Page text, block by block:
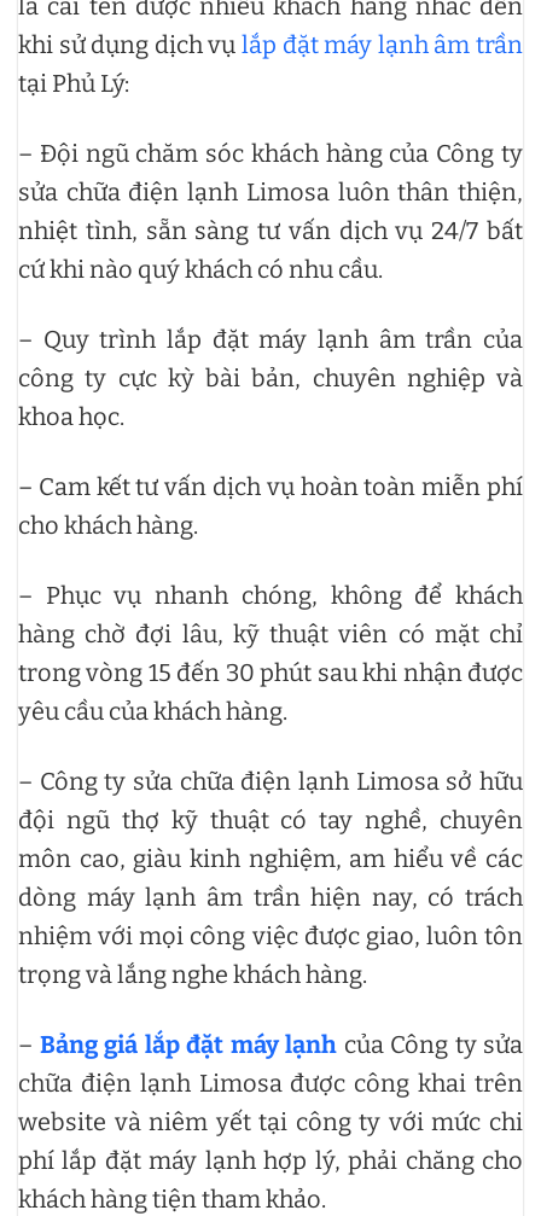
là cái tên được nhiều khách hàng nhắc đến
khi sử dụng dịch vụ lắp đặt máy lạnh âm trần
tại Phủ Lý:
– Đội ngũ chăm sóc khách hàng của Công ty
sửa chữa điện lạnh Limosa luôn thân thiện,
nhiệt tình, sẵn sàng tư vấn dịch vụ 24/7 bất
cứ khi nào quý khách có nhu cầu.
– Quy trình lắp đặt máy lạnh âm trần của
công ty cực kỳ bài bản, chuyên nghiệp và
khoa học.
– Cam kết tư vấn dịch vụ hoàn toàn miễn phí
cho khách hàng.
– Phục vụ nhanh chóng, không để khách
hàng chờ đợi lâu, kỹ thuật viên có mặt chỉ
trong vòng 15 đến 30 phút sau khi nhận được
yêu cầu của khách hàng.
– Công ty sửa chữa điện lạnh Limosa sở hữu
đội ngũ thợ kỹ thuật có tay nghề, chuyên
môn cao, giàu kinh nghiệm, am hiểu về các
dòng máy lạnh âm trần hiện nay, có trách
nhiệm với mọi công việc được giao, luôn tôn
trọng và lắng nghe khách hàng.
– Bảng giá lắp đặt máy lạnh của Công ty sửa
chữa điện lạnh Limosa được công khai trên
website và niêm yết tại công ty với mức chi
phí lắp đặt máy lạnh hợp lý, phải chăng cho
khách hàng tiện tham khảo.